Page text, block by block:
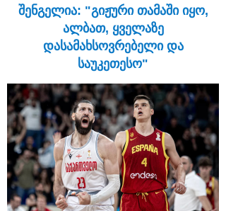
შენგელია: "გიჟური თამაში იყო,
ალბათ, ყველაზე
დასამახსოვრებელი და
საუკეთესო"